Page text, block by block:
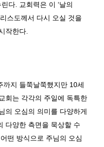
린다 교회력은 이 ‘날의
스도께서 다시 오실 것을
작한다
지 들쭉날쭉했지만 10세
교회는 각각의 주일에 독특한
의 오심의 의미를 다양하게
다양한 측면을 묵상할 수
떤 방식으로 주님의 오심